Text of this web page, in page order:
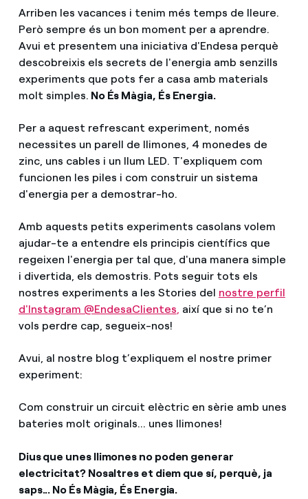
Arriben les vacances i tenim més temps de lleure.
Però sempre és un bon moment per a aprendre.
Avui et presentem una iniciativa d'Endesa perquè
descobreixis els secrets de l'energia amb senzills
experiments que pots fer a casa amb materials
molt simples. No És Màgia, És Energia.
Per a aquest refrescant experiment, només
necessites un parell de llimones, 4 monedes de
zinc, uns cables i un llum LED. T'expliquem com
funcionen les piles i com construir un sistema
d'energia per a demostrar-ho.
Amb aquests petits experiments casolans volem
ajudar-te a entendre els principis científics que
regeixen l'energia per tal que, d'una manera simple
i divertida, els demostris. Pots seguir tots els
nostres experiments a les Stories del nostre perfil
d'Instagram @EndesaClientes, així que si no te’n
vols perdre cap, segueix-nos!
Avui, al nostre blog t’expliquem el nostre primer
experiment:
Com construir un circuit elèctric en sèrie amb unes
bateries molt originals... unes llimones!
Dius que unes llimones no poden generar
electricitat? Nosaltres et diem que sí, perquè, ja
saps... No És Màgia, És Energia.